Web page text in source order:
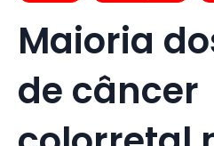
Maioria
de câncer